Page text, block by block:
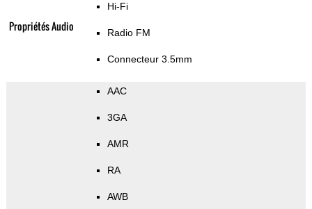
Propriétés Audio
Hi-Fi
Radio FM
Connecteur 3.5mm
AAC
3GA
AMR
RA
AWB